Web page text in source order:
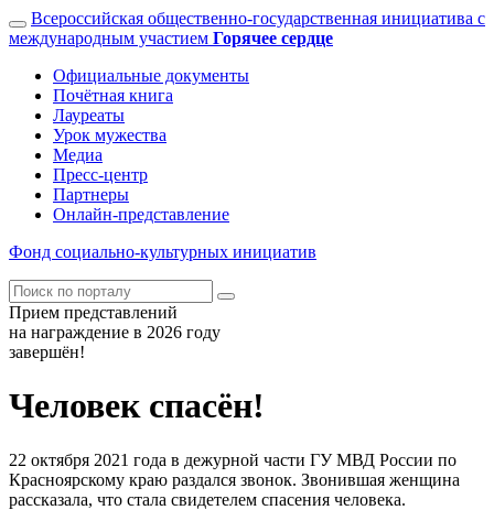
Всероссийская общественно-государственная инициатива с
международным участием Горячее сердце
Официальные документы
Почётная книга
Лауреаты
Урок мужества
Медиа
Пресс-центр
Партнеры
Онлайн-представление
Фонд социально-культурных инициатив
Прием представлений
на награждение в 2026 году
завершён!
Человек спасён!
22 октября 2021 года в дежурной части ГУ МВД России по
Красноярскому краю раздался звонок. Звонившая женщина
рассказала, что стала свидетелем спасения человека.